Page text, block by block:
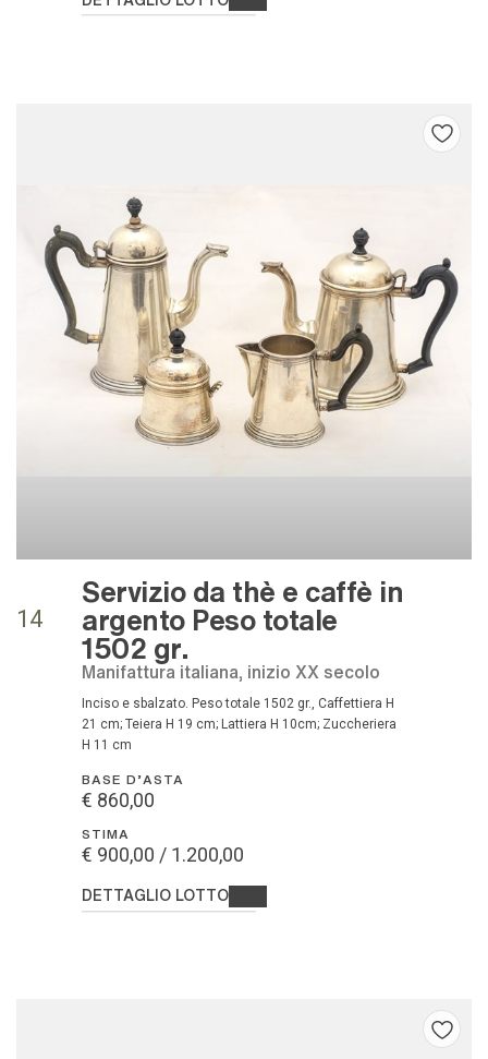
14
Servizio da thè e caffè in
argento Peso totale
1502 gr.
Manifattura italiana, inizio XX secolo
21 cm; Teiera H 19 cm; Lattiera H 10cm; Zuccheriera
H 11 cm
BASE D'ASTA
€ 860,00
STIMA
€ 900,00 / 1.200,00
DETTAGLIO LOTTO